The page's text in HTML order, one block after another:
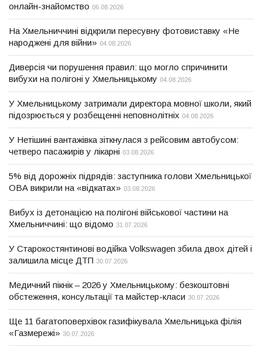
онлайн-знайомство 06.08.2026
На Хмельниччині відкрили пересувну фотовиставку «Не
народжені для війни» 04.08.2026
Диверсія чи порушення правил: що могло спричинити
вибухи на полігоні у Хмельницькому 04.08.2026
У Хмельницькому затримали директора мовної школи, який
підозрюється у розбещенні неповнолітніх 04.08.2026
У Нетішині вантажівка зіткнулася з рейсовим автобусом:
четверо пасажирів у лікарні 03.08.2026
5% від дорожніх підрядів: заступника голови Хмельницької
ОВА викрили на «відкатах» 03.08.2026
Вибух із детонацією на полігоні військової частини на
Хмельниччині: що відомо 31.07.2026
У Старокостянтинові водійка Volkswagen збила двох дітей і
залишила місце ДТП 30.07.2026
Медичний пікнік – 2026 у Хмельницькому: безкоштовні
обстеження, консультації та майстер-класи 30.07.2026
Ще 11 багатоповерхівок газифікувала Хмельницька філія
«Газмережі» 30.07.2026